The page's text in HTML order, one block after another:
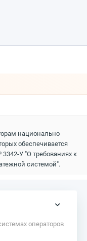
национально
обеспечивается
У "О требованиях к
системой".
операторов